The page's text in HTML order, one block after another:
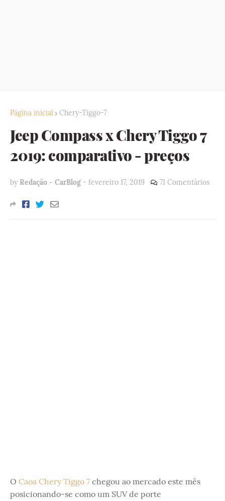
Página inicial Chery-Tiggo-7
Jeep Compass x Chery Tiggo 7
2019: comparativo - preços
by Redação - CarBlog - fevereiro 17, 2019 71 Comentários
O Caoa Chery Tiggo 7 chegou ao mercado este mês
posicionando-se como um SUV de porte